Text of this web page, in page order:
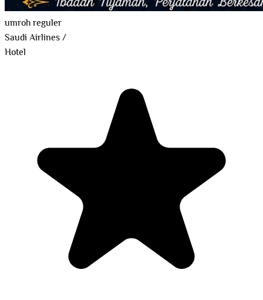
umroh reguler
Saudi Airlines/
Hotel